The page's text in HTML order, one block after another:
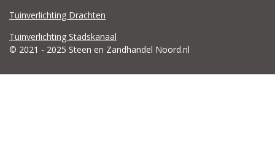
Tuinverlichting Drachten
Tuinverlichting Stadskanaal
© 2021 - 2025 Steen en Zandhandel Noord.nl